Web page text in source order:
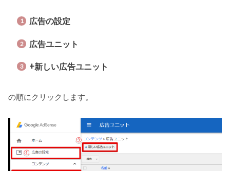
広告の設定
広告ユニット
+新しい広告ユニット
の順にクリックします。